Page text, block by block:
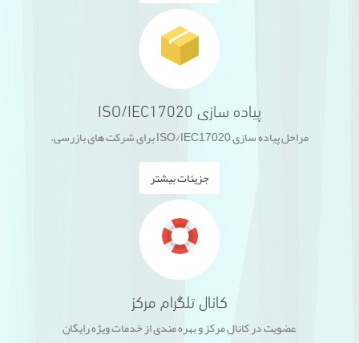
پیاده سازی ISO/IEC17020
مراحل پیاده سازی ISO/IEC17020 برای شرکت های بازرسی.
جزیئات بیشتر
کانال تلگرام مرکز
عضویت در کانال مرکز و بهره مندی از خدمات ویژه رایگان